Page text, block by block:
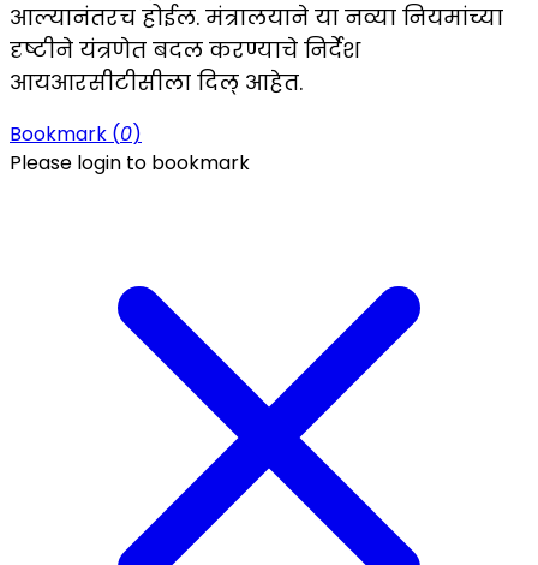
आल्यानंतरच होईल. मंत्रालयाने या नव्या नियमांच्या
दृष्टीने यंत्रणेत बदल करण्याचे निर्देश
आयआरसीटीसीला दिल् आहेत.
Bookmark (0)
Please login to bookmark